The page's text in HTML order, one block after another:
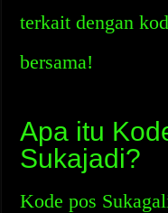
terkait dengan
bersama!
Apa itu
Sukajadi?
Kode pos